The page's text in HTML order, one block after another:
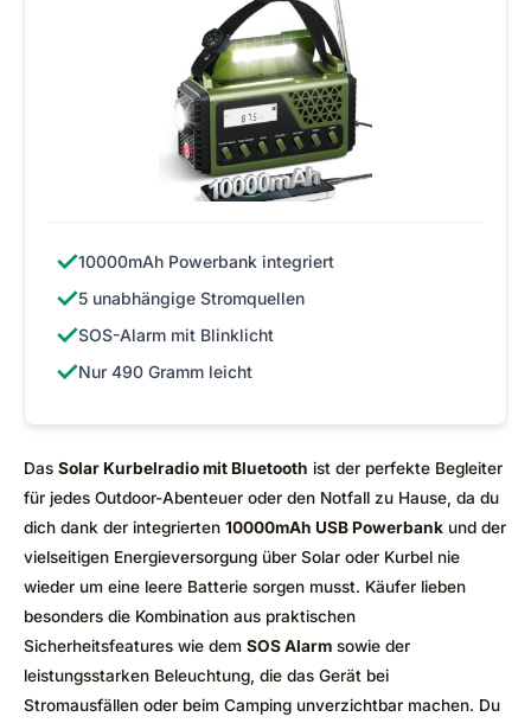
✓10000mAh Powerbank integriert
✓5 unabhängige Stromquellen
✓SOS-Alarm mit Blinklicht
✓Nur 490 Gramm leicht
Das Solar Kurbelradio mit Bluetooth ist der perfekte Begleiter
für jedes Outdoor-Abenteuer oder den Notfall zu Hause, da du
dich dank der integrierten 10000mAh USB Powerbank und der
vielseitigen Energieversorgung über Solar oder Kurbel nie
wieder um eine leere Batterie sorgen musst. Käufer lieben
besonders die Kombination aus praktischen
Sicherheitsfeatures wie dem SOS Alarm sowie der
leistungsstarken Beleuchtung, die das Gerät bei
Stromausfällen oder beim Camping unverzichtbar machen. Du